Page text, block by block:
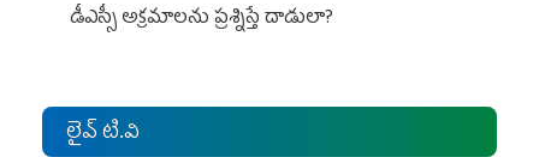
డీఎస్సీ అక్రమాలను ప్రశ్నిస్తే దాడులా?
లైవ్ టి.వి